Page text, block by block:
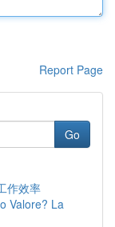
Report Page
Go
作效率
Valore? La